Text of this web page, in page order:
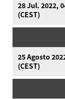
28 Jul. 2022,
(CEST)
25 Agosto
(CEST)